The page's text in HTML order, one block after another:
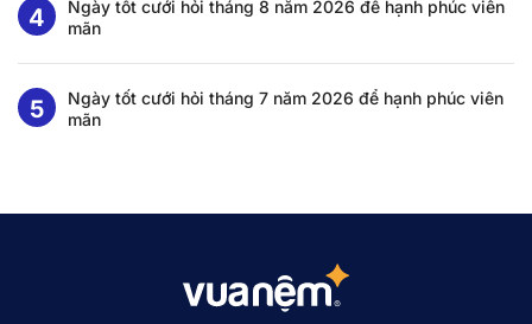
Ngày tốt cưới hỏi tháng 8 năm 2026 để hạnh phúc viên
mãn
Ngày tốt cưới hỏi tháng 7 năm 2026 để hạnh phúc viên
mãn